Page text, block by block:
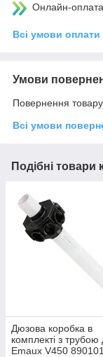
Онлайн-
Всі умови оплати
Умови
Повернення
Всі умови
Подібні товари
Дюзова коробка в
комплекті з трубою
Emaux V450